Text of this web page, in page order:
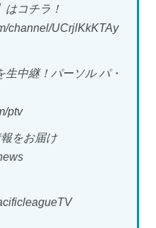
はコチラ！
channel/UCrjlKkKTAy
生中継！パーソル パ・
ptv
をお届け